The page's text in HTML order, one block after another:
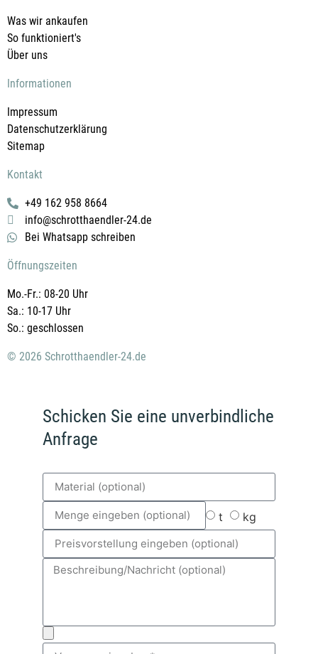
Was wir ankaufen
So funktioniert's
Über uns
Informationen
Impressum
Datenschutzerklärung
Sitemap
Kontakt
+49 162 958 8664
info@schrotthaendler-24.de
Bei Whatsapp schreiben
Öffnungszeiten
Mo.-Fr.: 08-20 Uhr
Sa.: 10-17 Uhr
So.: geschlossen
© 2026 Schrotthaendler-24.de
Schicken Sie eine unverbindliche
Anfrage
t kg